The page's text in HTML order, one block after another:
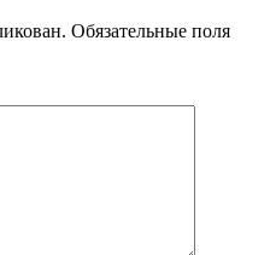
Обязательные поля